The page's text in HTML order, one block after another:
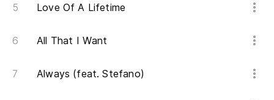
Love Of A Lifetime
All That I Want
Always (feat. Stefano)